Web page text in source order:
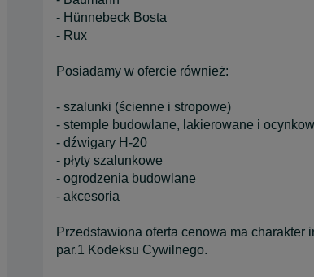
- Hünnebeck Bosta
- Rux
Posiadamy w ofercie również:
- szalunki (ścienne i stropowe)
- stemple budowlane, lakierowane i
- dźwigary H-20
- płyty szalunkowe
- ogrodzenia budowlane
- akcesoria
Przedstawiona oferta cenowa ma
par.1 Kodeksu Cywilnego.